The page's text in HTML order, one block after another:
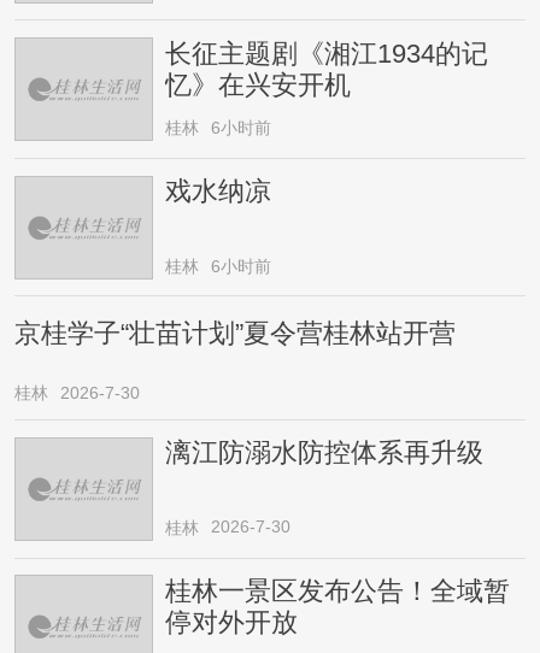
长征主题剧《湘江1934的记
忆》在兴安开机
桂林 6小时前
戏水纳凉
桂林 6小时前
京桂学子“壮苗计划”夏令营桂林站开营
桂林 2026-7-30
漓江防溺水防控体系再升级
桂林 2026-7-30
桂林一景区发布公告！全域暂
停对外开放